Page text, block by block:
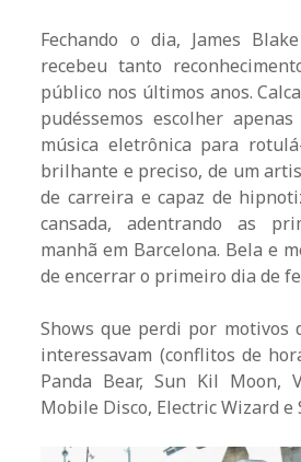
Fechando o dia, James
recebeu tanto
público nos últimos anos.
pudéssemos escolher
música eletrônica para
brilhante e preciso, de um
de carreira e capaz de
cansada, adentrando as
manhã em Barcelona. Bela e
de encerrar o primeiro dia de
Shows que perdi por motivos
interessavam (conflitos de
Panda Bear, Sun Kil Moon,
Mobile Disco, Electric Wizard e